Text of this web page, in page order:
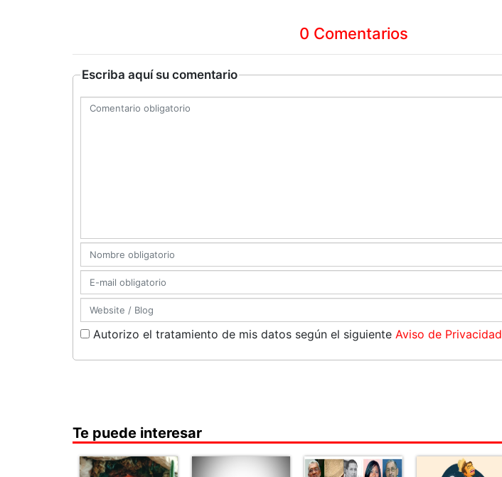
0 Comentarios
Escriba aquí su comentario
Autorizo el tratamiento de mis datos según el siguiente Aviso de Privacidad
Te puede interesar